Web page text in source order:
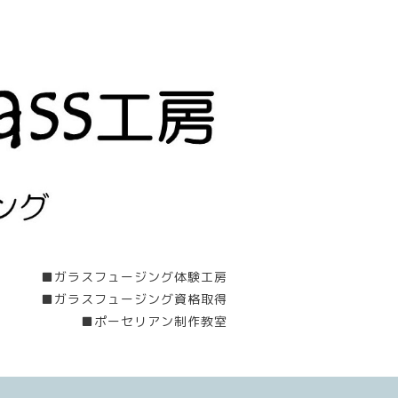
■ガラスフュージング体験工房
■ガラスフュージング資格取得
■ポーセリアン制作教室